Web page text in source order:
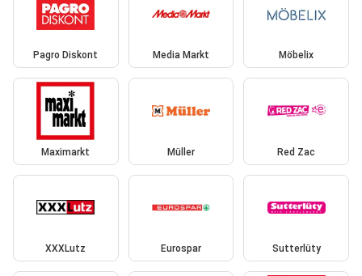
Pagro Diskont Media Markt Möbelix
Maximarkt Müller Red Zac
XXXLutz Eurospar Sutterlüty